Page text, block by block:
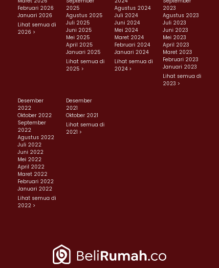
Februari 2026
Januari 2026
Lihat semua di
2026 >
2025
Agustus 2025
Juli 2025
Juni 2025
Mei 2025
April 2025
Januari 2025
Lihat semua di
2025 >
Agustus 2024
Juli 2024
Juni 2024
Mei 2024
Maret 2024
Februari 2024
Januari 2024
Lihat semua di
2024 >
2023
Agustus 2023
Juli 2023
Juni 2023
Mei 2023
April 2023
Maret 2023
Februari 2023
Januari 2023
Lihat semua di
2023 >
Desember
2022
Oktober 2022
September
2022
Agustus 2022
Juli 2022
Juni 2022
Mei 2022
April 2022
Maret 2022
Februari 2022
Januari 2022
Lihat semua di
2022 >
Desember
2021
Oktober 2021
Lihat semua di
2021 >